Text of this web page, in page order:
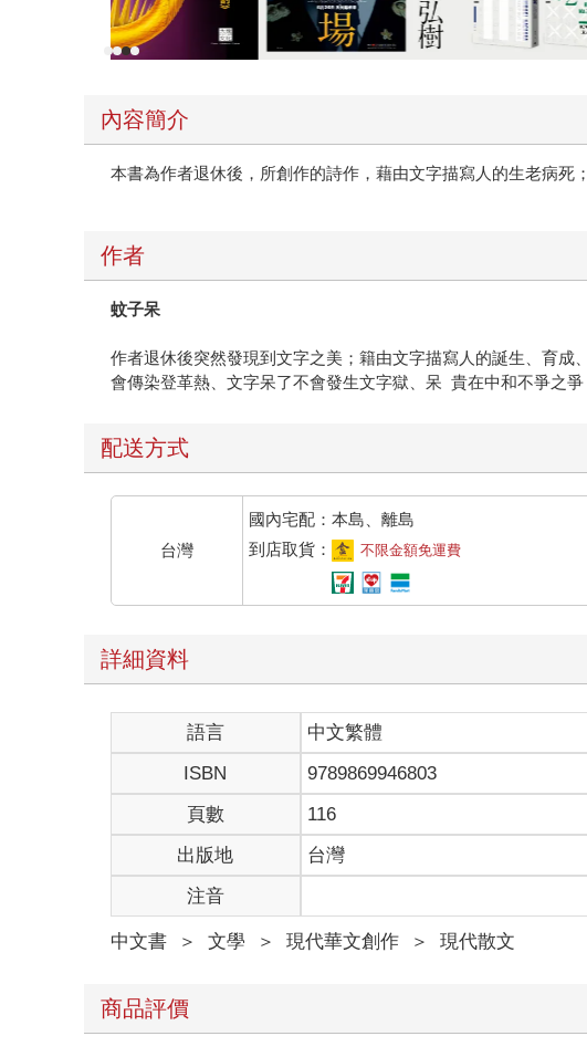
內容簡介
本書為作者退休後，所創作的詩作，藉由文字描寫人的生老病死
作者
蚊子呆
作者退休後突然發現到文字之美；籍由文字描寫人的誕生、育
會傳染登革熱、文字呆了不會發生文字獄、呆 貴在中和不爭之
配送方式
台灣
國內宅配：本島、離島
到店取貨：
不限金額免運費
詳細資料
語言 中文繁體
ISBN
9789869946803
頁數
116
出版地
台灣
注音
中文書 ＞ 文學 ＞ 現代華文創作 ＞ 現代散文
商品評價